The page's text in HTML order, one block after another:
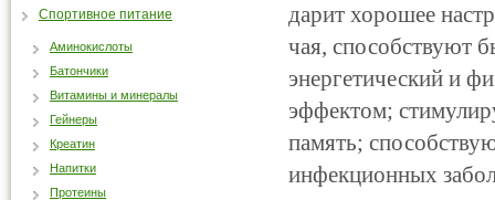
дарит хорошее
чая, способствуют
энергетический и
эффектом;
память;
инфекционных
Спортивное питание
Аминокислоты
Батончики
Витамины и минералы
Гейнеры
Креатин
Напитки
Протеины